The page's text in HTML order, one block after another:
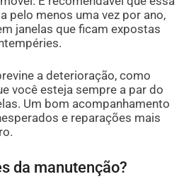
pelo menos uma vez por ano,
janelas que ficam expostas
a deterioração, como
você esteja sempre a par do
Um bom acompanhamento
e reparações mais
da manutenção?